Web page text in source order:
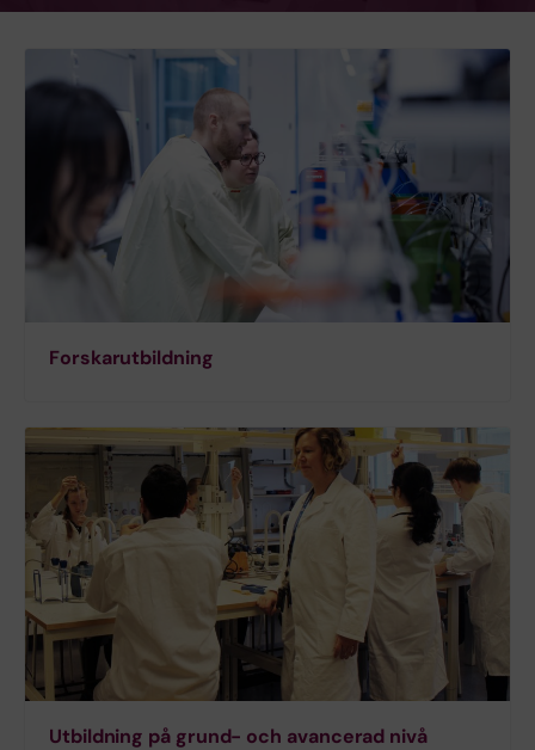
Forskarutbildning
Utbildning på grund- och avancerad nivå